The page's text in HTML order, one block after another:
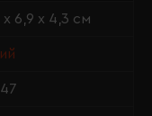
х 6,9 х 4,3 см